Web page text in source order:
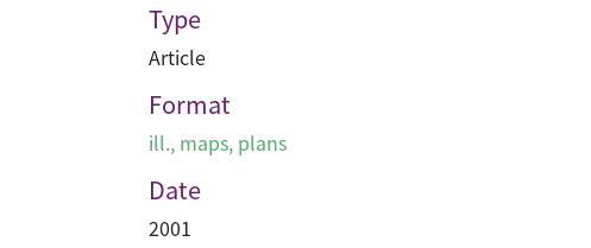
Type
Article
Format
ill., maps, plans
Date
2001